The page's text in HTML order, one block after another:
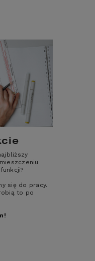
się do pracy.
to po